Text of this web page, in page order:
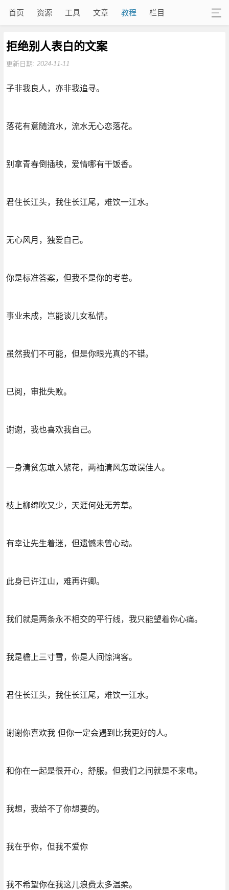
首页 资源 工具 文章 教程 栏目
拒绝别人表白的文案
更新日期: 2024-11-11
子非我良人，亦非我追寻。
落花有意随流水，流水无心恋落花。
别拿青春倒插秧，爱情哪有干饭香。
君住长江头，我住长江尾，难饮一江水。
无心风月，独爱自己。
你是标准答案，但我不是你的考卷。
事业未成，岂能谈儿女私情。
虽然我们不可能，但是你眼光真的不错。
已阅，审批失败。
谢谢，我也喜欢我自己。
一身清贫怎敢入繁花，两袖清风怎敢误佳人。
枝上柳绵吹又少，天涯何处无芳草。
有幸让先生着迷，但遗憾未曾心动。
此身已许江山，难再许卿。
我们就是两条永不相交的平行线，我只能望着你心痛。
我是檐上三寸雪，你是人间惊鸿客。
君住长江头，我住长江尾，难饮一江水。
谢谢你喜欢我 但你一定会遇到比我更好的人。
和你在一起是很开心，舒服。但我们之间就是不来电。
我想，我给不了你想要的。
我在乎你，但我不爱你
我不希望你在我这儿浪费太多温柔。